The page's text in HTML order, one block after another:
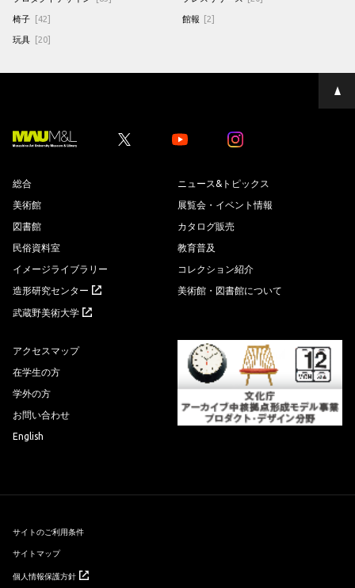
椅子 [42]
玩具 [20]
館報 [2]
ペ
ー
Youtube Youtube
総合
美術館
図書館
民俗資料室
イメージライブラリー
造形研究センター
武蔵野美術大学
ニュース&トピックス
展覧会・イベント情報
カタログ販売
教育普及
コレクション紹介
美術館・図書館について
アクセスマップ
在学生の方
学外の方
お問い合わせ
English
サイトのご利用条件
サイトマップ
個人情報保護方針